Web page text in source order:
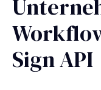
Sign API